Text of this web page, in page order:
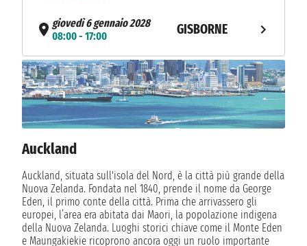
giovedì 6 gennaio 2028
08:00 - 17:00
GISBORNE
venerdì 7 gennaio 2028
07:00 - 16:00
NAPIER
sabato 8 gennaio 2028
09:00 - 18:00
WELLINGTON
domenica 9 gennaio 2028
lunedì 10 gennaio 2028
08:00 - 17:00
CHRISTCHURCH
martedì 11 gennaio 2028
Auckland
Auckland, situata sull'isola del Nord, è la città più grande della
Nuova Zelanda. Fondata nel 1840, prende il nome da George
Eden, il primo conte della città. Prima che arrivassero gli
europei, l’area era abitata dai Maori, la popolazione indigena
della Nuova Zelanda. Luoghi storici chiave come il Monte Eden
e Maungakiekie ricoprono ancora oggi un ruolo importante